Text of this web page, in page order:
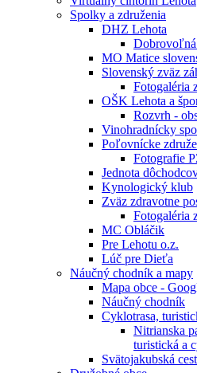
Spolky a združenia
DHZ Lehota
Dobrovoľná
MO Matice
Slovenský zväz
Fotogaléria
OŠK Lehota a
Rozvrh -
Vinohradnícky
Poľovnícke
Fotografie
Jednota
Kynologický klub
Zväz zdravotne
Fotogaléria
MC Obláčik
Pre Lehotu o.z.
Lúč pre Dieťa
Náučný chodník a mapy
Mapa obce -
Náučný chodník
Cyklotrasa,
Nitrianska
turistická a
Svätojakubská